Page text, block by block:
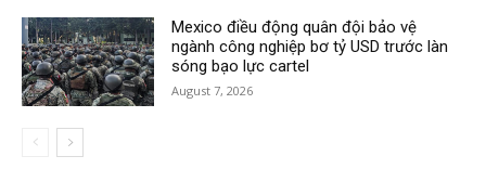
Mexico điều động quân đội bảo vệ
ngành công nghiệp bơ tỷ USD trước làn
sóng bạo lực cartel
August 7, 2026